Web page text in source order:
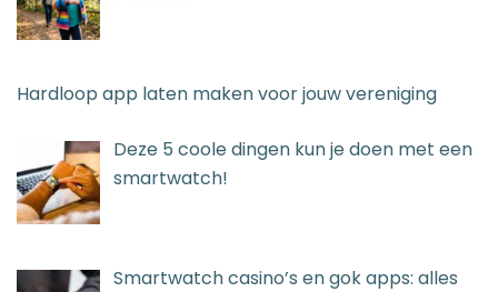
Hardloop app laten maken voor jouw vereniging
Deze 5 coole dingen kun je doen met een
smartwatch!
Smartwatch casino’s en gok apps: alles